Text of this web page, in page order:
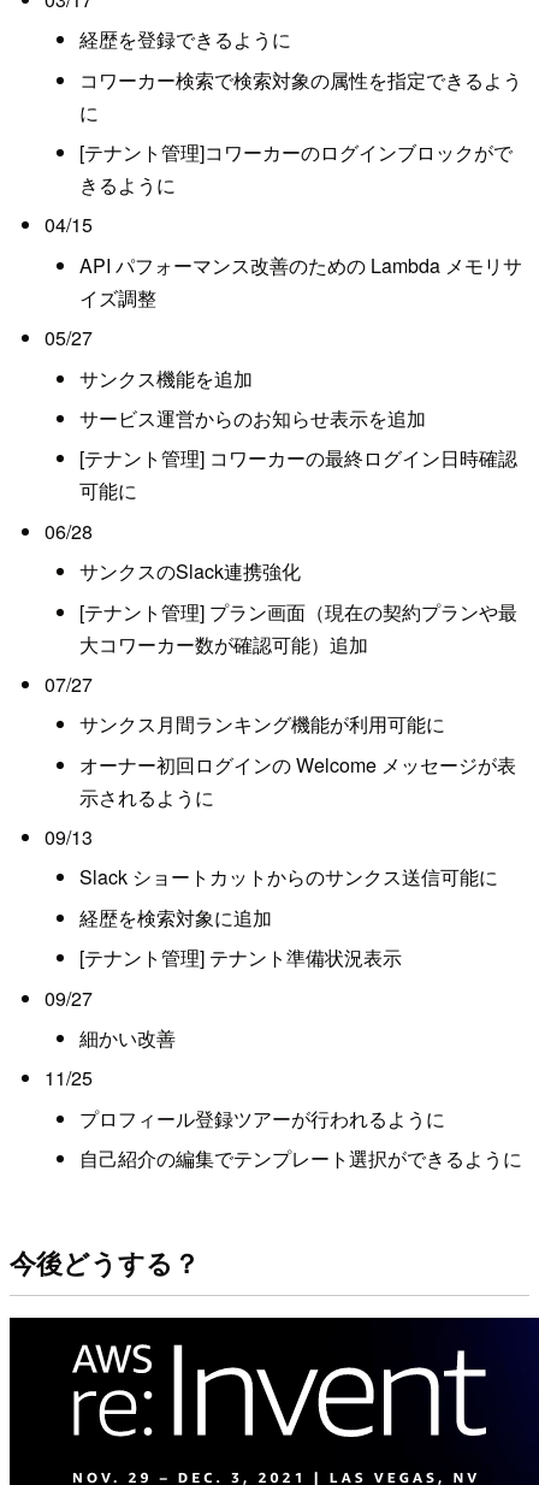
経歴を登録できるように
コワーカー検索で検索対象の属性を指定できるよう
に
[テナント管理]コワーカーのログインブロックがで
きるように
04/15
API パフォーマンス改善のための Lambda メモリサ
イズ調整
05/27
サンクス機能を追加
サービス運営からのお知らせ表示を追加
[テナント管理] コワーカーの最終ログイン日時確認
可能に
06/28
サンクスのSlack連携強化
[テナント管理] プラン画面（現在の契約プランや最
大コワーカー数が確認可能）追加
07/27
サンクス月間ランキング機能が利用可能に
オーナー初回ログインの Welcome メッセージが表
示されるように
09/13
Slack ショートカットからのサンクス送信可能に
経歴を検索対象に追加
[テナント管理] テナント準備状況表示
09/27
細かい改善
11/25
プロフィール登録ツアーが行われるように
自己紹介の編集でテンプレート選択ができるように
今後どうする？